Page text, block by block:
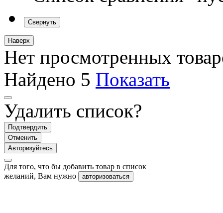
Свернуть
Наверх
Нет просмотренных
Найдено 5 Показать
Удалить список?
Подтвердить
Отменить
Авторизуйтесь
Для того, что бы добавить товар в список
желаний, Вам нужно
авторизоваться